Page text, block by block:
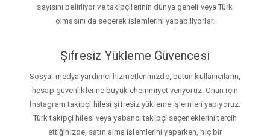
sayısını belirliyor ve takipçilerinin dünya geneli veya Türk
olmasını da seçerek işlemlerini yapabiliyorlar.
Şifresiz Yükleme Güvencesi
Sosyal medya yardımcı hizmetlerimizde, bütün kullanıcıların,
hesap güvenliklerine büyük ehemmiyet veriyoruz. Onun için
İnstagram takipçi hilesi şifresiz yükleme işlemleri yapıyoruz.
Türk takipçi hilesi veya yabancı takipçi seçeneklerini tercih
ettiğinizde, satın alma işlemlerini yaparken, hiç bir